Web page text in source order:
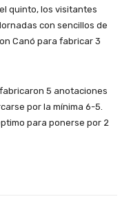
quinto, los visitantes
con sencillos de
Canó para fabricar 3
5 anotaciones
por la mínima 6-5.
para ponerse por 2